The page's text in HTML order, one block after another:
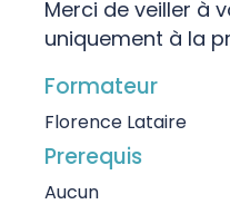
Merci de veiller à
uniquement à la
Formateur
Florence Lataire
Prerequis
Aucun